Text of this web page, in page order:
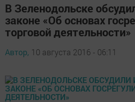
В Зеленодольске
законе «Об основах
торговой деятельности»
Автор, 10 августа 2016 - 06:11